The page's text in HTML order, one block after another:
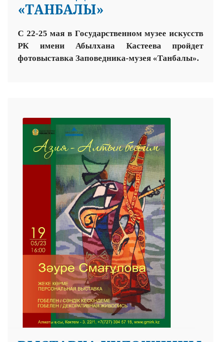
«ТАНБАЛЫ»
С 22-25 мая в Государственном музее искусств
РК имени Абылхана Кастеева пройдет
фотовыставка Заповедника-музея «Танбалы».